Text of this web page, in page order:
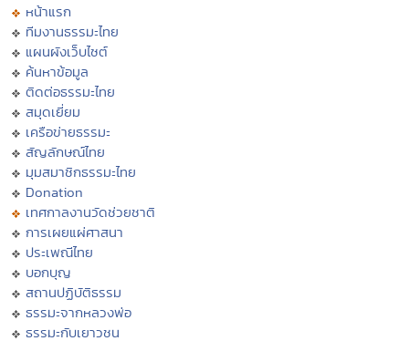
หน้าแรก
ทีมงานธรรมะไทย
แผนผังเว็บไซต์
ค้นหาข้อมูล
ติดต่อธรรมะไทย
สมุดเยี่ยม
เครือข่ายธรรมะ
สัญลักษณ์ไทย
มุมสมาชิกธรรมะไทย
Donation
เทศกาลงานวัดช่วยชาติ
การเผยแผ่ศาสนา
ประเพณีไทย
บอกบุญ
สถานปฏิบัติธรรม
ธรรมะจากหลวงพ่อ
ธรรมะกับเยาวชน